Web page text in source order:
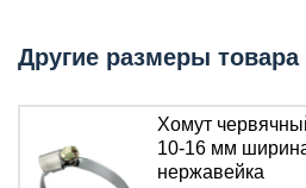
пространстве +
Технические параметры
Параметр
Значение
Другие размеры товара
Хомут
10-16 мм
нержавейка